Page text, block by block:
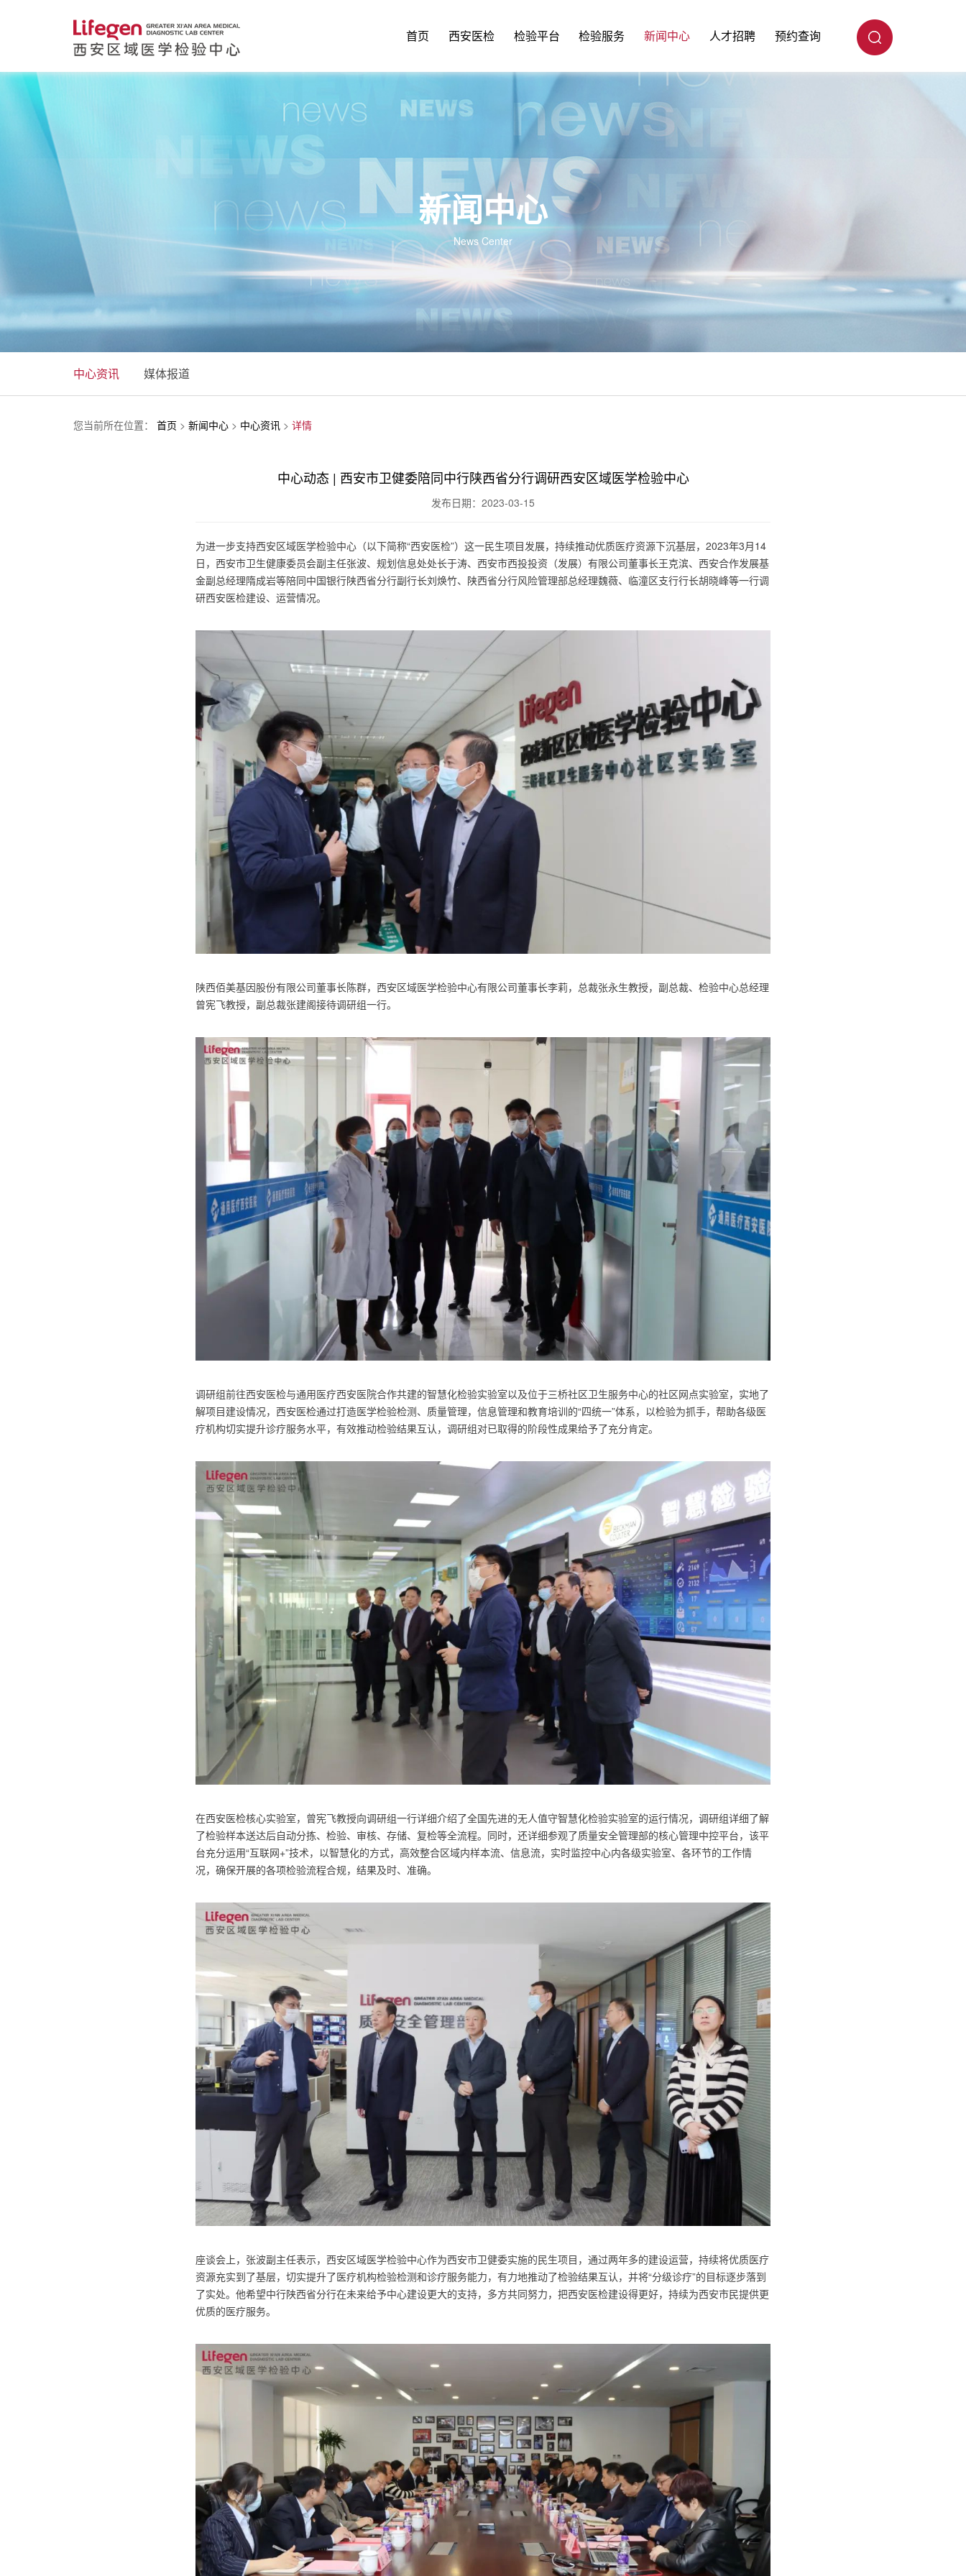
首页 西安医检 检验平台 检验服务 新闻中心 人才招聘 预约查询
新闻中心
News Center
中心资讯 媒体报道
您当前所在位置： 首页 > 新闻中心 > 中心资讯 > 详情
中心动态 | 西安市卫健委陪同中行陕西省分行调研西安区域医学检验中心
发布日期：2023-03-15
为进一步支持西安区域医学检验中心（以下简称“西安医检”）这一民生项目发展，持续推动优质医疗资源下沉基层，2023年3月14
日，西安市卫生健康委员会副主任张波、规划信息处处长于涛、西安市西投投资（发展）有限公司董事长王克滨、西安合作发展基
金副总经理隋成岩等陪同中国银行陕西省分行副行长刘焕竹、陕西省分行风险管理部总经理魏薇、临潼区支行行长胡晓峰等一行调
研西安医检建设、运营情况。
陕西佰美基因股份有限公司董事长陈群，西安区域医学检验中心有限公司董事长李莉，总裁张永生教授，副总裁、检验中心总经理
曾宪飞教授，副总裁张建阁接待调研组一行。
调研组前往西安医检与通用医疗西安医院合作共建的智慧化检验实验室以及位于三桥社区卫生服务中心的社区网点实验室，实地了
解项目建设情况，西安医检通过打造医学检验检测、质量管理，信息管理和教育培训的“四统一”体系，以检验为抓手，帮助各级医
疗机构切实提升诊疗服务水平，有效推动检验结果互认，调研组对已取得的阶段性成果给予了充分肯定。
在西安医检核心实验室，曾宪飞教授向调研组一行详细介绍了全国先进的无人值守智慧化检验实验室的运行情况，调研组详细了解
了检验样本送达后自动分拣、检验、审核、存储、复检等全流程。同时，还详细参观了质量安全管理部的核心管理中控平台，该平
台充分运用“互联网+”技术，以智慧化的方式，高效整合区域内样本流、信息流，实时监控中心内各级实验室、各环节的工作情
况，确保开展的各项检验流程合规，结果及时、准确。
座谈会上，张波副主任表示，西安区域医学检验中心作为西安市卫健委实施的民生项目，通过两年多的建设运营，持续将优质医疗
资源充实到了基层，切实提升了医疗机构检验检测和诊疗服务能力，有力地推动了检验结果互认，并将“分级诊疗”的目标逐步落到
了实处。他希望中行陕西省分行在未来给予中心建设更大的支持，多方共同努力，把西安医检建设得更好，持续为西安市民提供更
优质的医疗服务。